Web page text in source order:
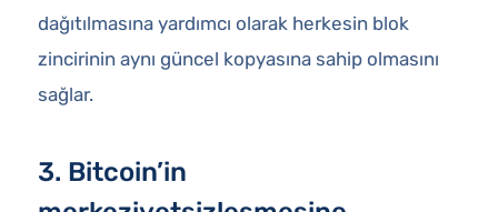
dağıtılmasına yardımcı olarak herkesin blok
zincirinin aynı güncel kopyasına sahip olmasını
sağlar.
3. Bitcoin’in